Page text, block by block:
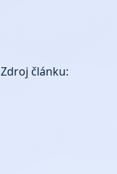
Zdroj článku: